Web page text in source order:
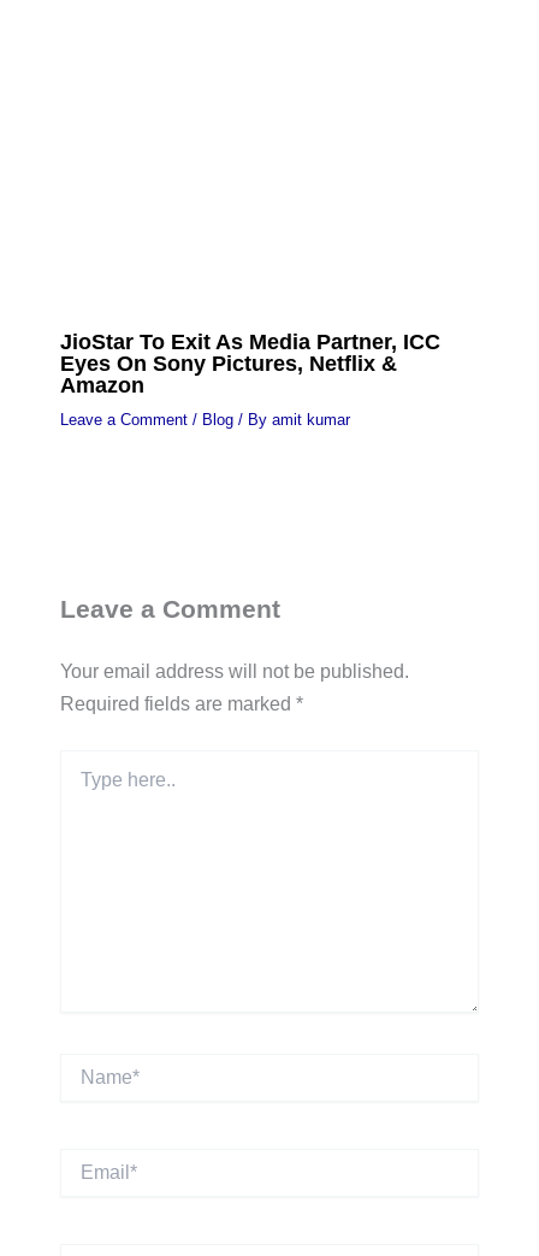
JioStar To Exit As Media Partner, ICC
Eyes On Sony Pictures, Netflix &
Amazon
Leave a Comment / Blog/ By amit kumar
Leave a Comment
Your email address will not be published.
Required fields are marked *
here..
Name*